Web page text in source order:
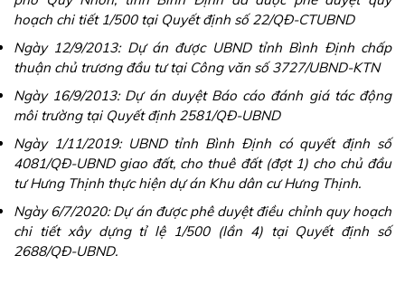
Richmond Quy Nhơn– một thương hiệu bất động sản lớn,
có năng lực và uy tín TOP 10 trên thị trường địa ốc Việt Nam
với gần 80 dự án đã và đang phát triển.
Hiện tại,Chủ đầu tư Hưng Thịnhđã và đang triển khai các
dự án có vị trí đắc địa và đẳng cấp tại tp Quy Nhơn như:
Căn hộ Grand Center Quy Nhơn, Khu đô thị Hải Giang
Merry Land 1200ha, dự án Mũi Tấn Quy Nhơn 14ha…
hàng loạt các dự án tại các tỉnh như : Khu đô thị Goldenbay
Cam Ranh, Saigon Mytery quận 2, Saigon Garden Riverside
quận 9 …và các dòng căn hộ cao cấp tại tphcm
Đặc biệt,Tập đoàn Hưng Thịnhcó hệ sinh thái đa dạng và
khép kín, như: Hưng Thịnh Land, PropertyX (1500 sale),
Hưng Thịnh Incons, Hưng Thịnh Technology và Hưng Thịnh